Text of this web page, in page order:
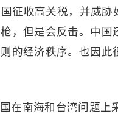
征收高关税，并威胁
，但是会反击。中国
的经济秩序。也因此
在南海和台湾问题上